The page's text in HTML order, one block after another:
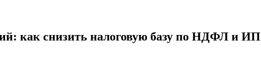
как снизить налоговую базу по НДФЛ и ИП